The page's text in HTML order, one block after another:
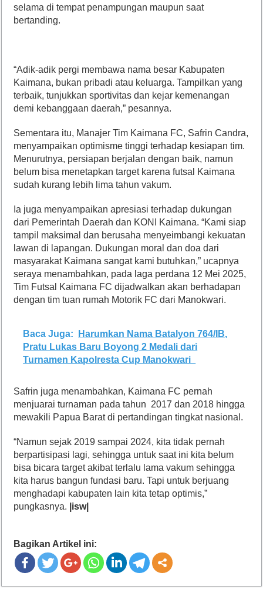
selama di tempat penampungan maupun saat
bertanding.
“Adik-adik pergi membawa nama besar Kabupaten
Kaimana, bukan pribadi atau keluarga. Tampilkan yang
terbaik, tunjukkan sportivitas dan kejar kemenangan
demi kebanggaan daerah,” pesannya.
Sementara itu, Manajer Tim Kaimana FC, Safrin Candra,
menyampaikan optimisme tinggi terhadap kesiapan tim.
Menurutnya, persiapan berjalan dengan baik, namun
belum bisa menetapkan target karena futsal Kaimana
sudah kurang lebih lima tahun vakum.
Ia juga menyampaikan apresiasi terhadap dukungan
dari Pemerintah Daerah dan KONI Kaimana. “Kami siap
tampil maksimal dan berusaha menyeimbangi kekuatan
lawan di lapangan. Dukungan moral dan doa dari
masyarakat Kaimana sangat kami butuhkan,” ucapnya
seraya menambahkan, pada laga perdana 12 Mei 2025,
Tim Futsal Kaimana FC dijadwalkan akan berhadapan
dengan tim tuan rumah Motorik FC dari Manokwari.
Baca Juga:
Harumkan Nama Batalyon 764/IB,
Pratu Lukas Baru Boyong 2 Medali dari
Turnamen Kapolresta Cup Manokwari
Safrin juga menambahkan, Kaimana FC pernah
menjuarai turnaman pada tahun 2017 dan 2018 hingga
mewakili Papua Barat di pertandingan tingkat nasional.
“Namun sejak 2019 sampai 2024, kita tidak pernah
berpartisipasi lagi, sehingga untuk saat ini kita belum
bisa bicara target akibat terlalu lama vakum sehingga
kita harus bangun fundasi baru. Tapi untuk berjuang
menghadapi kabupaten lain kita tetap optimis,”
pungkasnya. |isw|
Bagikan Artikel ini: